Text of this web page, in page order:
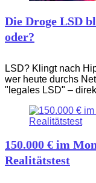
Die Droge LSD
oder?
LSD? Klingt nach
wer heute durchs
"legales LSD" –
150.000 € im
Realitätstest